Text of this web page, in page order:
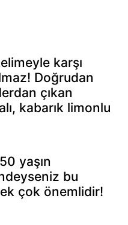
karşı
Doğrudan
çıkan
kabarık limonlu
yaşın
bu
çok önemlidir!